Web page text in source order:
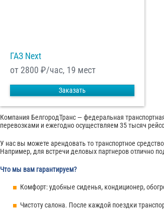
ГАЗ Next
от 2800 ₽/час, 19 мест
Заказать
Компания БелгородТранс — федеральная
перевозками и ежегодно осуществляем 35 тысяч
У нас вы можете арендовать то транспортное
Например, для встречи деловых партнеров отлично
Что мы вам гарантируем?
Комфорт: удобные сиденья, кондиционер,
Чистоту салона. После каждой поездки